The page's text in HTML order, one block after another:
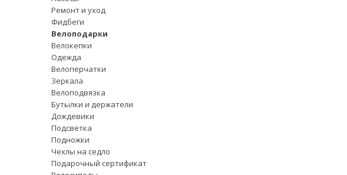
Ремонт и уход
Фидбеги
Велоподарки
Велокепки
Одежда
Велоперчатки
Зеркала
Велоподвязка
Бутылки и держатели
Дождевики
Подсветка
Подножки
Чехлы на седло
Подарочный сертификат